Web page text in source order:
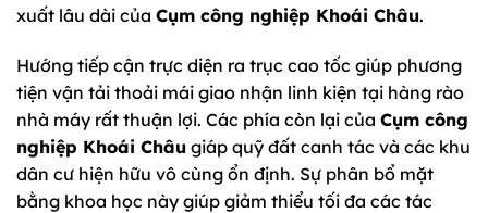
xuất lâu dài của Cụm công nghiệp Khoái Châu.
Hướng tiếp cận trực diện ra trục cao tốc giúp phương
tiện vận tải thoải mái giao nhận linh kiện tại hàng rào
nhà máy rất thuận lợi. Các phía còn lại của Cụm công
nghiệp Khoái Châu giáp quỹ đất canh tác và các khu
dân cư hiện hữu vô cùng ổn định. Sự phân bổ mặt
bằng khoa học này giúp giảm thiểu tối đa các tác